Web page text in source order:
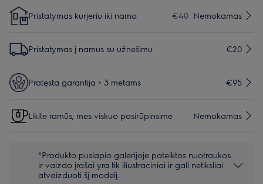
Pristatymas kurjeriu iki namo €40 Nemokamas
Pristatymas į namus su užnešimu €20
Pratęsta garantija + 3 metams €95
Likite ramūs, mes viskuo pasirūpinsime Nemokamas
*Produkto puslapio galerijoje pateiktos nuotraukos
ir vaizdo įrašai yra tik iliustraciniai ir gali netiksliai
atvaizduoti šį modelį.